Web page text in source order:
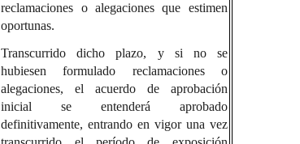
reclamaciones o alegaciones que estimen
oportunas.
Transcurrido dicho plazo, y si no se
hubiesen formulado reclamaciones o
alegaciones, el acuerdo de aprobación
inicial se entenderá aprobado
definitivamente, entrando en vigor una vez